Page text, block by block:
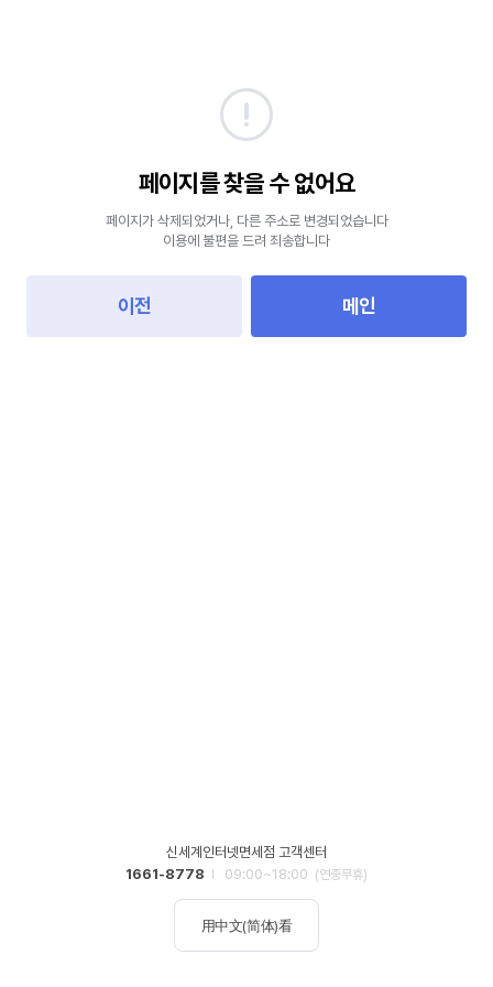
페이지를 찾을 수 없어요
페이지가 삭제되었거나, 다른 주소로 변경되었습니다
이용에 불편을 드려 죄송합니다
이전 메인
신세계인터넷면세점 고객센터
1661-8778
09:00~18:00 (연중무휴)
用中文(简体)看